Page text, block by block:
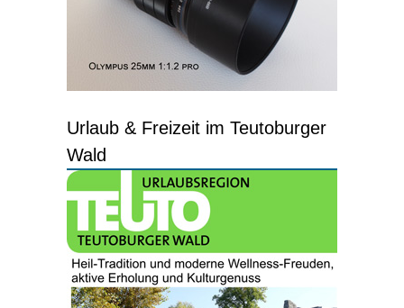
Urlaub & Freizeit im Teutoburger
Wald